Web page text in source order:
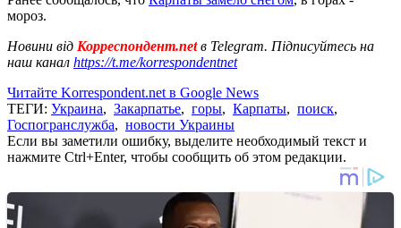
мороз.
Новини від Корреспондент.netв Telegram. Підписуйтесь на
наш канал https://t.me/korrespondentnet
Читайте Korrespondent.net в Google News
ТЕГИ: Украина, Закарпатье, горы, Карпаты, поиск,
Госпогранслужба, новости Украины
Если вы заметили ошибку, выделите необходимый текст и
нажмите Ctrl+Enter, чтобы сообщить об этом редакции.